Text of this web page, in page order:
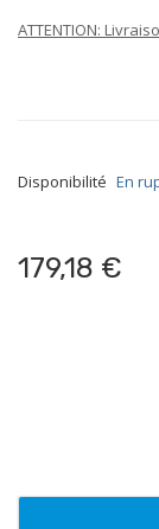
ATTENTION:
Disponibilité En
179,18 €